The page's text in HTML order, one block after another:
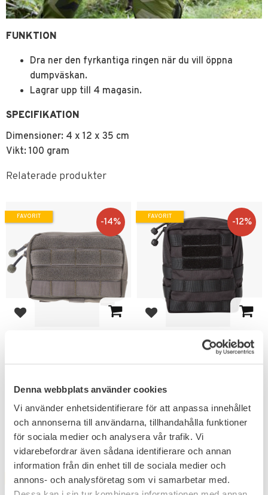
Denna webbplats använder cookies
Vi använder enhetsidentifierare för att anpassa innehållet
och annonserna till användarna, tillhandahålla funktioner
för sociala medier och analysera vår trafik. Vi
vidarebefordrar även sådana identifierare och annan
information från din enhet till de sociala medier och
annons- och analysföretag som vi samarbetar med.
FUNKTION
Dra ner den fyrkantiga ringen när du vill öppna
dumpväskan.
Lagrar upp till 4 magasin.
SPECIFIKATION
Dimensioner: 4 x 12 x 35 cm
Vikt: 100 gram
Relaterade produkter
Lägg till i favoriter
Nästa generation av
490KR
569KR
14%
FAVORIT
Lägg till i favoriter
Snigel Oyster Pouch 1.0
En lätt universalpåse med en
598KR
12%
FAVORIT
12%
FAVORIT FAVORIT